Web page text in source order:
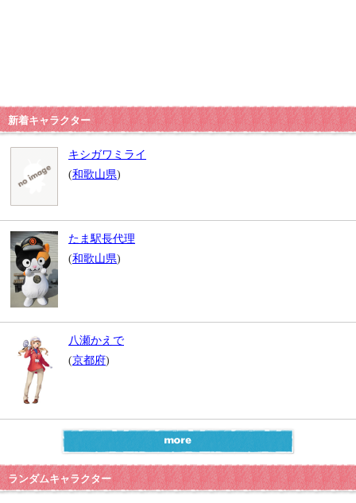
新着キャラクター
キシガワミライ
(和歌山県)
たま駅長代理
(和歌山県)
八瀬かえで
(京都府)
ランダムキャラクター